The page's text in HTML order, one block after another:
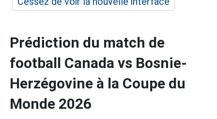
Prédiction du match de
football Canada vs Bosnie-
Herzégovine à la Coupe du
Monde 2026